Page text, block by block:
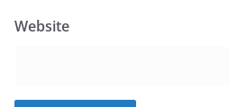
Website